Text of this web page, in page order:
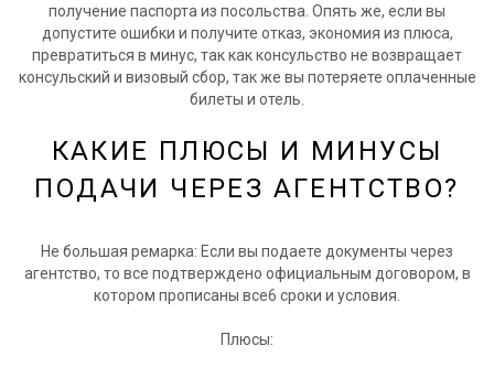
получение паспорта из посольства. Опять же, если вы
допустите ошибки и получите отказ, экономия из плюса,
превратиться в минус, так как консульство не возвращает
консульский и визовый сбор, так же вы потеряете оплаченные
билеты и отель.
КАКИЕ ПЛЮСЫ И МИНУСЫ
ПОДАЧИ ЧЕРЕЗ АГЕНТСТВО?
Не большая ремарка: Если вы подаете документы через
агентство, то все подтверждено официальным договором, в
котором прописаны все6 сроки и условия.
Плюсы: